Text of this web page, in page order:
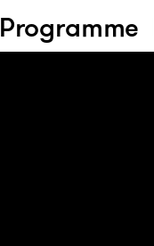
Programme